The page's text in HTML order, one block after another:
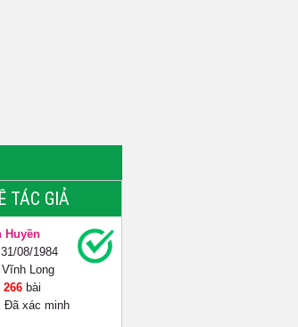
TÁC GIẢ
Huyền
31/08/1984
Vĩnh Long
266 bài
Đã xác minh